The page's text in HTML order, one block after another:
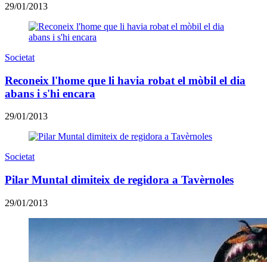
29/01/2013
Societat
Reconeix l'home que li havia robat el mòbil el dia
abans i s'hi encara
29/01/2013
Societat
Pilar Muntal dimiteix de regidora a Tavèrnoles
29/01/2013